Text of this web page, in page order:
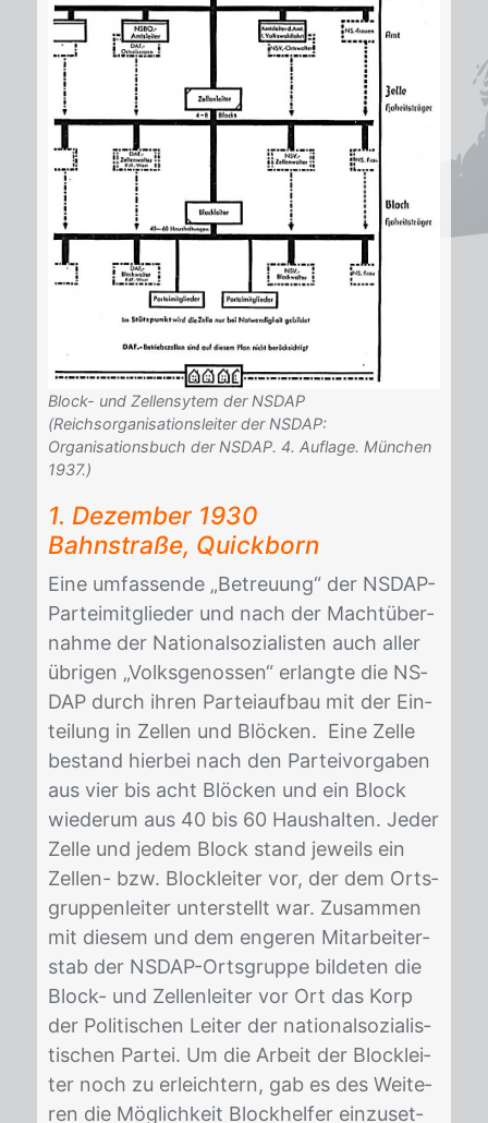
Block- und Zellensytem der NSDAP
(Reichsorganisationsleiter der NSDAP:
Organisationsbuch der NSDAP. 4. Auflage. München
1937.)
1. De­zem­ber 1930
Bahn­stra­ße, Quick­born
Eine um­fas­sen­de „Be­treu­ung“ der NS­DAP-
Par­tei­mit­glie­der und nach der Macht­über­
nah­me der Na­tio­nal­so­zia­lis­ten auch al­ler
üb­ri­gen „Volks­ge­nos­sen“ er­lang­te die NS­
DAP durch ih­ren Par­tei­auf­bau mit der Ein­
tei­lung in Zel­len und Blö­cken. Eine Zel­le
be­stand hier­bei nach den Par­tei­vor­ga­ben
aus vier bis acht Blö­cken und ein Block
wie­der­um aus 40 bis 60 Haus­hal­ten. Je­der
Zel­le und je­dem Block stand je­weils ein
Zel­len- bzw. Block­lei­ter vor, der dem Orts­
grup­pen­lei­ter un­ter­stellt war. Zu­sam­men
mit die­sem und dem en­ge­ren Mit­ar­bei­ter­
stab der NS­DAP-Orts­grup­pe bil­de­ten die
Block- und Zel­len­lei­ter vor Ort das Korp
der Po­li­ti­schen Lei­ter der na­tio­nal­so­zia­lis­
ti­schen Par­tei. Um die Ar­beit der Block­lei­
ter noch zu er­leich­tern, gab es des Wei­te­
ren die Mög­lich­keit Block­hel­fer ein­zu­set­